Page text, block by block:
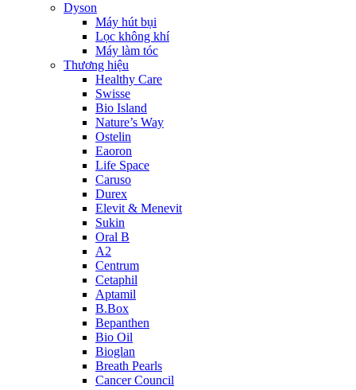
Dyson
Máy hút bụi
Lọc không khí
Máy làm tóc
Thương hiệu
Healthy Care
Swisse
Bio Island
Nature’s Way
Ostelin
Eaoron
Life Space
Caruso
Durex
Elevit & Menevit
Sukin
Oral B
A2
Centrum
Cetaphil
Aptamil
B.Box
Bepanthen
Bio Oil
Bioglan
Breath Pearls
Cancer Council